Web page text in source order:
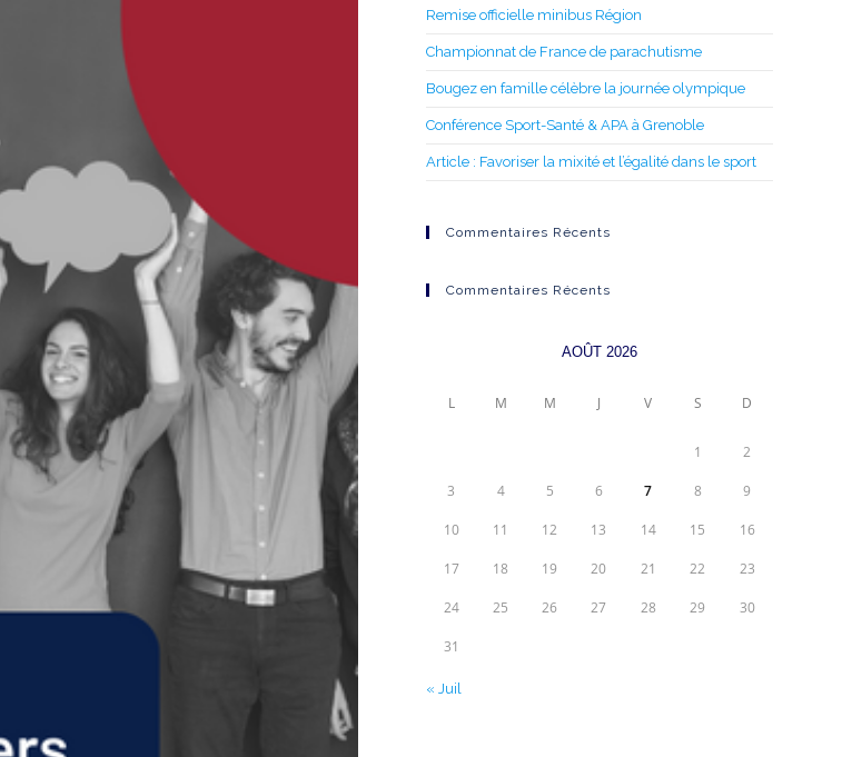
Remise officielle minibus Région
Championnat de France de parachutisme
Bougez en famille célèbre la journée olympique
Conférence Sport-Santé & APA à Grenoble
Article : Favoriser la mixité et l’égalité dans le sport
Commentaires Récents
Commentaires Récents
AOÛT 2026
L M M J V S D
1 2
3 4 5 6 7 8 9
10 11 12 13 14 15 16
17 18 19 20 21 22 23
24 25 26 27 28 29 30
31
« Juil